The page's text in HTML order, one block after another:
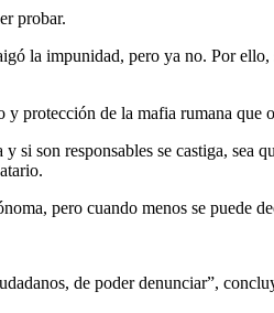
probar.
la impunidad, pero ya no. Por
protección de la mafia rumana que
son responsables se castiga, sea
pero cuando menos se
de poder denunciar”,